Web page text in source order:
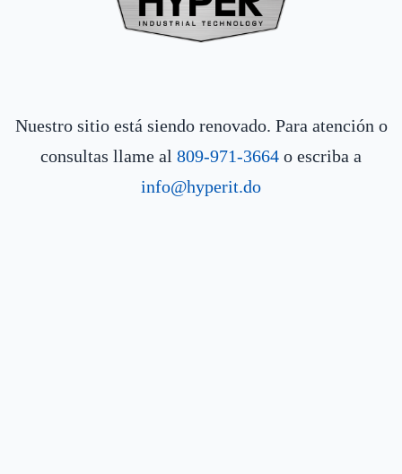
Nuestro sitio está siendo renovado. Para atención o
consultas llame al 809-971-3664 o escriba a
info@hyperit.do